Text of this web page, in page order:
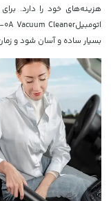
بسیار ساده و آسان شود و